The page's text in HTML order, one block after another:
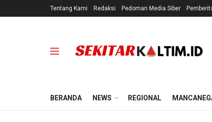
Tentang Kami Redaksi Pedoman Media Siber
BERANDA NEWS REGIONAL